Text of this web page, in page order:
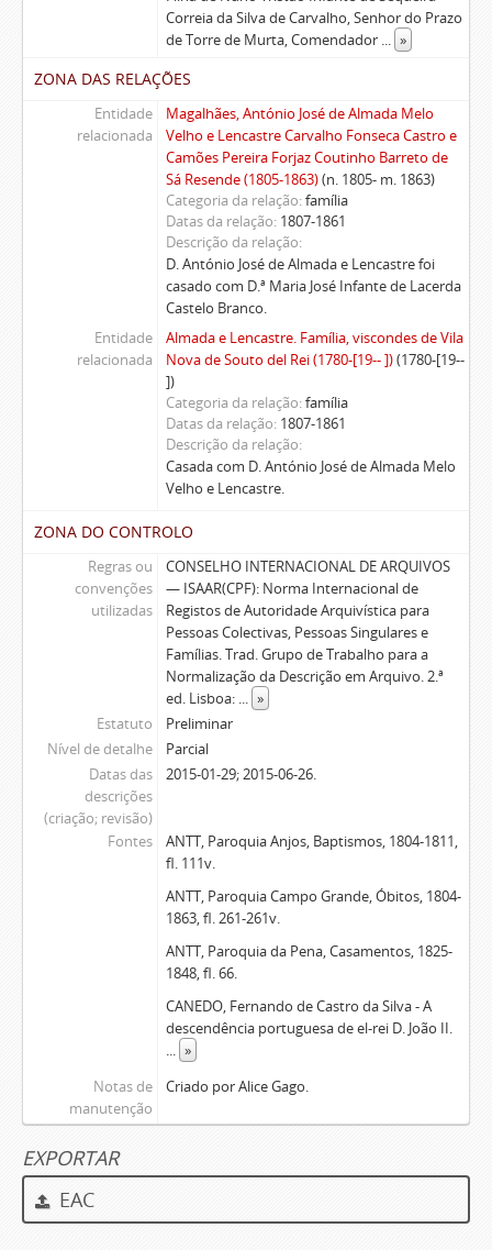
Correia da Silva de Carvalho, Senhor do Prazo
de Torre de Murta, Comendador ... »
ZONA DAS RELAÇÕES
Entidade
relacionada
Magalhães, António José de Almada Melo
Velho e Lencastre Carvalho Fonseca Castro e
Camões Pereira Forjaz Coutinho Barreto de
Sá Resende (1805-1863)(n. 1805- m. 1863)
Categoria da relação família
Datas da relação 1807-1861
Descrição da relação
D. António José de Almada e Lencastre foi
casado com D.ª Maria José Infante de Lacerda
Castelo Branco.
Entidade
relacionada
Almada e Lencastre. Família, viscondes de Vila
Nova de Souto del Rei (1780-[19-- ])(1780-[19--
])
Categoria da relação família
Datas da relação 1807-1861
Descrição da relação
Casada com D. António José de Almada Melo
Velho e Lencastre.
ZONA DO CONTROLO
Regras ou
convenções
utilizadas
CONSELHO INTERNACIONAL DE ARQUIVOS
— ISAAR(CPF): Norma Internacional de
Registos de Autoridade Arquivística para
Pessoas Colectivas, Pessoas Singulares e
Famílias. Trad. Grupo de Trabalho para a
Normalização da Descrição em Arquivo. 2.ª
ed. Lisboa: ... »
Estatuto
Preliminar
Nível de detalhe
Parcial
Datas das
descrições
(criação; revisão)
2015-01-29; 2015-06-26.
Fontes
ANTT, Paroquia Anjos, Baptismos, 1804-1811,
fl. 111v.
ANTT, Paroquia Campo Grande, Óbitos, 1804-
1863, fl. 261-261v.
ANTT, Paroquia da Pena, Casamentos, 1825-
1848, fl. 66.
CANEDO, Fernando de Castro da Silva - A
descendência portuguesa de el-rei D. João II.
... »
Notas de
manutenção
Criado por Alice Gago.
EXPORTAR
EAC